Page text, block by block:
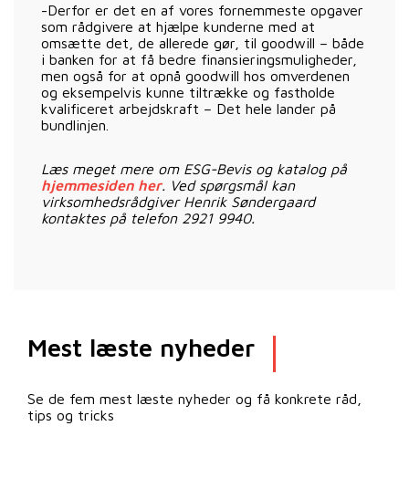
-Derfor er det en af vores fornemmeste opgaver
som rådgivere at hjælpe kunderne med at
omsætte det, de allerede gør, til goodwill – både
i banken for at få bedre finansieringsmuligheder,
men også for at opnå goodwill hos omverdenen
og eksempelvis kunne tiltrække og fastholde
kvalificeret arbejdskraft – Det hele lander på
bundlinjen.
Læs meget mere om ESG-Bevis og katalog på
hjemmesiden her. Ved spørgsmål kan
virksomhedsrådgiver Henrik Søndergaard
kontaktes på telefon 2921 9940.
Mest læste nyheder
Se de fem mest læste nyheder og få konkrete råd,
tips og tricks